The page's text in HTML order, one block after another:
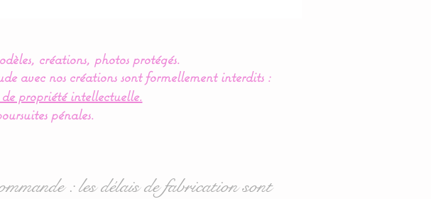
créations, photos protégés.
avec nos créations sont formellement interdits :
propriété intellectuelle.
pénales.
: les délais de fabrication sont